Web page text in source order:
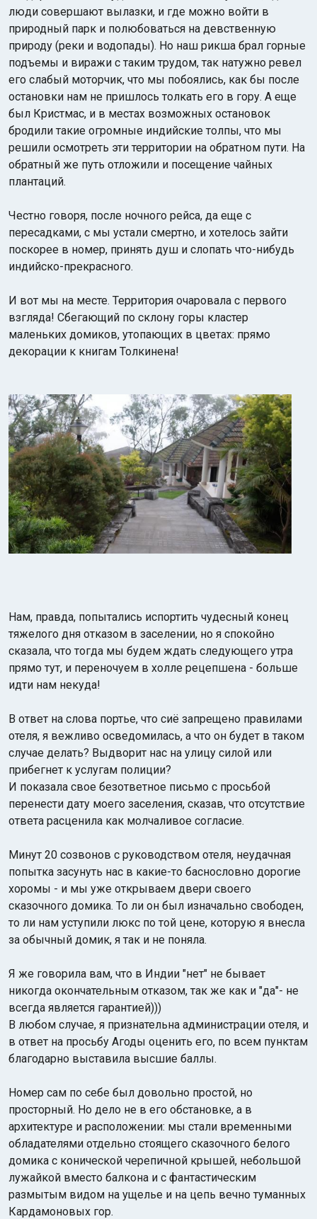
люди совершают вылазки, и где можно войти в
природный парк и полюбоваться на девственную
природу (реки и водопады). Но наш рикша брал горные
подъемы и виражи с таким трудом, так натужно ревел
его слабый моторчик, что мы побоялись, как бы после
остановки нам не пришлось толкать его в гору. А еще
был Кристмас, и в местах возможных остановок
бродили такие огромные индийские толпы, что мы
решили осмотреть эти территории на обратном пути. На
обратный же путь отложили и посещение чайных
плантаций.
Честно говоря, после ночного рейса, да еще с
пересадками, с мы устали смертно, и хотелось зайти
поскорее в номер, принять душ и слопать что-нибудь
индийско-прекрасного.
И вот мы на месте. Территория очаровала с первого
взгляда! Сбегающий по склону горы кластер
маленьких домиков, утопающих в цветах: прямо
декорации к книгам Толкинена!
Нам, правда, попытались испортить чудесный конец
тяжелого дня отказом в заселении, но я спокойно
сказала, что тогда мы будем ждать следующего утра
прямо тут, и переночуем в холле рецепшена - больше
идти нам некуда!
В ответ на слова портье, что сиё запрещено правилами
отеля, я вежливо осведомилась, а что он будет в таком
случае делать? Выдворит нас на улицу силой или
прибегнет к услугам полиции?
И показала свое безответное письмо с просьбой
перенести дату моего заселения, сказав, что отсутствие
ответа расценила как молчаливое согласие.
Минут 20 созвонов с руководством отеля, неудачная
попытка засунуть нас в какие-то баснословно дорогие
хоромы - и мы уже открываем двери своего
сказочного домика. То ли он был изначально свободен,
то ли нам уступили люкс по той цене, которую я внесла
за обычный домик, я так и не поняла.
Я же говорила вам, что в Индии "нет" не бывает
никогда окончательным отказом, так же как и "да"- не
всегда является гарантией)))
В любом случае, я признательна администрации отеля, и
в ответ на просьбу Агоды оценить его, по всем пунктам
благодарно выставила высшие баллы.
Номер сам по себе был довольно простой, но
просторный. Но дело не в его обстановке, а в
архитектуре и расположении: мы стали временными
обладателями отдельно стоящего сказочного белого
домика с конической черепичной крышей, небольшой
лужайкой вместо балкона и с фантастическим
размытым видом на ущелье и на цепь вечно туманных
Кардамоновых гор.